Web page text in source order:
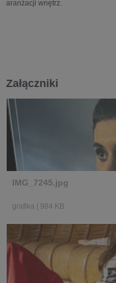
aranżacji wnętrz.
Załączniki
IMG_7245.jpg
grafika 984 KB